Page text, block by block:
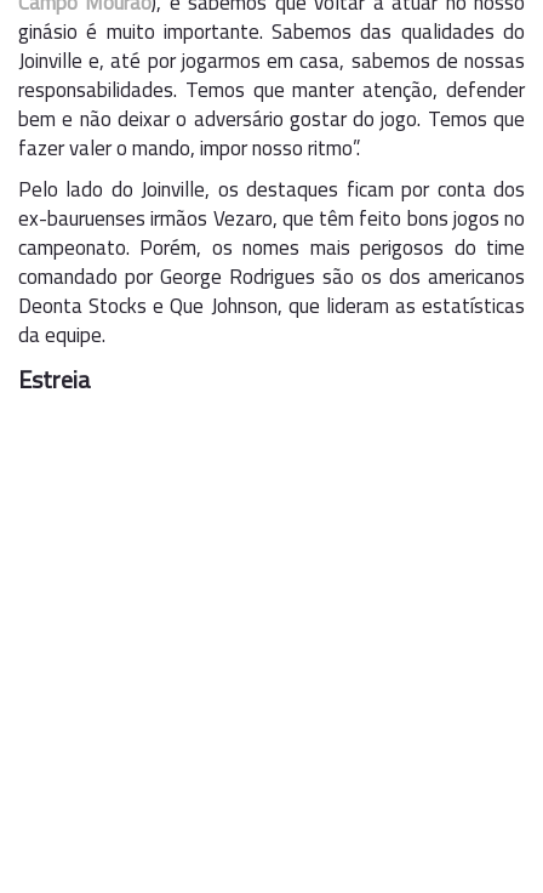
ginásio é muito importante. Sabemos das qualidades do
Joinville e, até por jogarmos em casa, sabemos de nossas
responsabilidades. Temos que manter atenção, defender
bem e não deixar o adversário gostar do jogo. Temos que
fazer valer o mando, impor nosso ritmo”.
Pelo lado do Joinville, os destaques ficam por conta dos
ex-bauruenses irmãos Vezaro, que têm feito bons jogos no
campeonato. Porém, os nomes mais perigosos do time
comandado por George Rodrigues são os dos americanos
Deonta Stocks e Que Johnson, que lideram as estatísticas
da equipe.
Estreia